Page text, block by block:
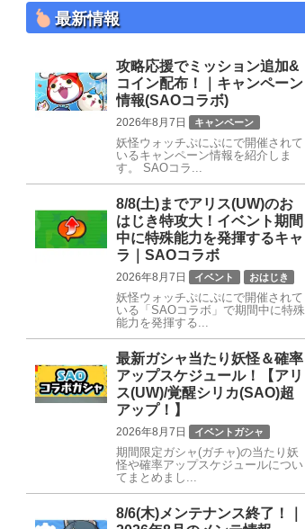
を
検
最新情報
攻略応援でミッション追加&
コイン配布！｜キャンペーン
情報(SAOコラボ)
2026年8月7日
キャンペーン
SAOコラボ
妖怪ウォッチぷにぷにで開催されて
いるキャンペーン情報を紹介しま
す。 SAOコラ...
8/8(土)までアリス(UW)のお
はじき特攻大！イベント期間
中に特殊能力を発揮するキャ
ラ｜SAOコラボ
2026年8月7日 イベント
おはじき
特殊能力
SAOコラボ
妖怪ウォッチぷにぷにで開催されて
いる「SAOコラボ」で期間中に特殊
能力を発揮する...
最新ガシャ当たり妖怪＆確率
アップスケジュール！【アリ
ス(UW)/覚醒シリカ(SAO)超
アップ！】
2026年8月7日
イベントガシャ
SAOコラボガシャ
期間限定ガシャ(ガチャ)の当たり妖
怪や確率アップスケジュールについ
てまとめまし...
8/6(木)メンテナンス終了！｜